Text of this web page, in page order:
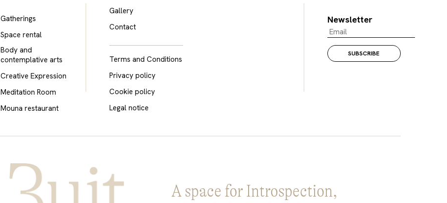
Gatherings
Space rental
Body and
contemplative arts
Creative Expression
Meditation Room
Mouna restaurant
Gallery
Contact
Terms and Conditions
Privacy policy
Cookie policy
Legal notice
Newsletter
A space for Introspection,